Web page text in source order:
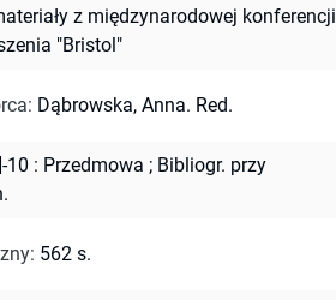
z międzynarodowej konferencji
"Bristol"
: Dąbrowska, Anna. Red.
10 : Przedmowa ; Bibliogr. przy
: 562 s.